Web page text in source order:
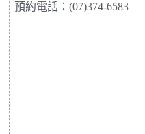
預約電話：(07)374-6583